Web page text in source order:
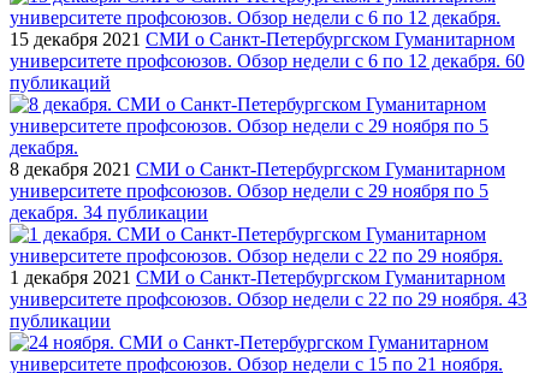
15 декабря 2021 СМИ о Санкт-Петербургском Гуманитарном
университете профсоюзов. Обзор недели с 6 по 12 декабря. 60
публикаций
8 декабря 2021 СМИ о Санкт-Петербургском Гуманитарном
университете профсоюзов. Обзор недели с 29 ноября по 5
декабря. 34 публикации
1 декабря 2021 СМИ о Санкт-Петербургском Гуманитарном
университете профсоюзов. Обзор недели с 22 по 29 ноября. 43
публикации